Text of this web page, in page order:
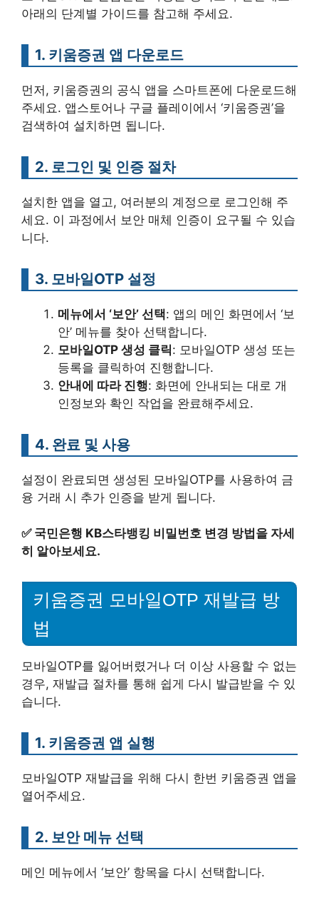
아래의 단계별 가이드를 참고해 주세요.
1. 키움증권 앱 다운로드
먼저, 키움증권의 공식 앱을 스마트폰에 다운로드해
주세요. 앱스토어나 구글 플레이에서 ‘키움증권’을
검색하여 설치하면 됩니다.
2. 로그인 및 인증 절차
설치한 앱을 열고, 여러분의 계정으로 로그인해 주
세요. 이 과정에서 보안 매체 인증이 요구될 수 있습
니다.
3. 모바일OTP 설정
메뉴에서 ‘보안’ 선택: 앱의 메인 화면에서 ‘보
안’ 메뉴를 찾아 선택합니다.
모바일OTP 생성 클릭: 모바일OTP 생성 또는
등록을 클릭하여 진행합니다.
안내에 따라 진행: 화면에 안내되는 대로 개
인정보와 확인 작업을 완료해주세요.
4. 완료 및 사용
설정이 완료되면 생성된 모바일OTP를 사용하여 금
융 거래 시 추가 인증을 받게 됩니다.
✅ 국민은행 KB스타뱅킹 비밀번호 변경 방법을 자세
히 알아보세요.
키움증권 모바일OTP 재발급 방
법
모바일OTP를 잃어버렸거나 더 이상 사용할 수 없는
경우, 재발급 절차를 통해 쉽게 다시 발급받을 수 있
습니다.
1. 키움증권 앱 실행
모바일OTP 재발급을 위해 다시 한번 키움증권 앱을
열어주세요.
2. 보안 메뉴 선택
메인 메뉴에서 ‘보안’ 항목을 다시 선택합니다.